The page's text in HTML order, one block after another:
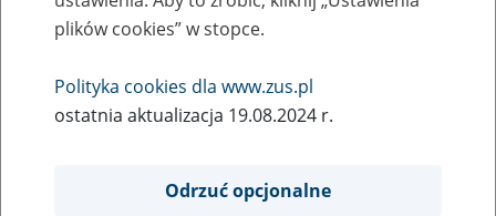
Przejdź do strony głównej
plików cookies” w stopce.
Polityka cookies dla www.zus.pl
ostatnia aktualizacja 19.08.2024 r.
Odrzuć opcjonalne